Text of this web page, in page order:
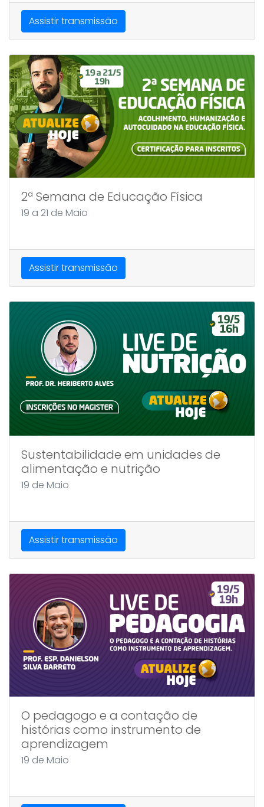
Assistir transmissão
2ª Semana de Educação Física
19 a 21 de Maio
Assistir transmissão
Sustentabilidade em unidades de
alimentação e nutrição
19 de Maio
Assistir transmissão
O pedagogo e a contação de
histórias como instrumento de
aprendizagem
19 de Maio